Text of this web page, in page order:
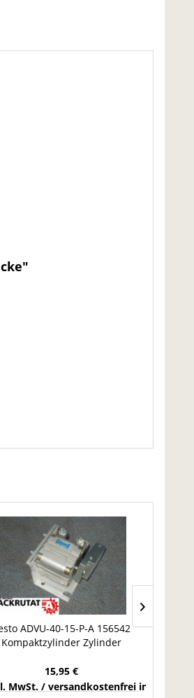
Deutschlands
ADVU-40-15-P-A 156542
Kompaktzylinder Zylinder
15,95 €
MwSt. / versandkostenfrei innerhalb